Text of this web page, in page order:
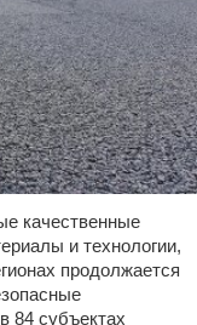
качественные
и технологии,
продолжается
84 субъектах